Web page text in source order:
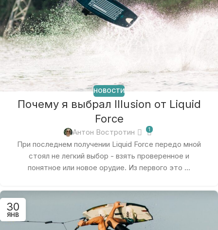
НОВОСТИ
Почему я выбрал Illusion от Liquid
Force
Антон Востротин 1
При последнем получении Liquid Force передо мной
стоял не легкий выбор - взять проверенное и
понятное или новое орудие. Из первого это ...
30
ЯНВ